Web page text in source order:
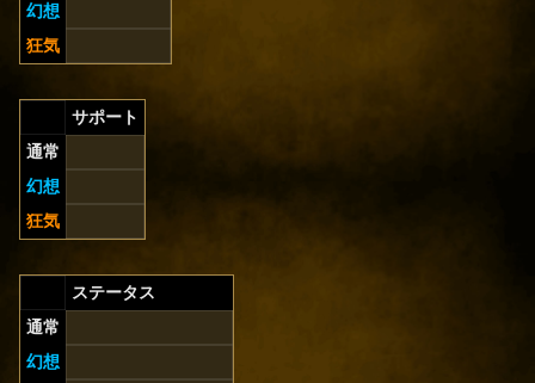
幻想
狂気
サポート
通常
幻想
狂気
ステータス
通常
幻想